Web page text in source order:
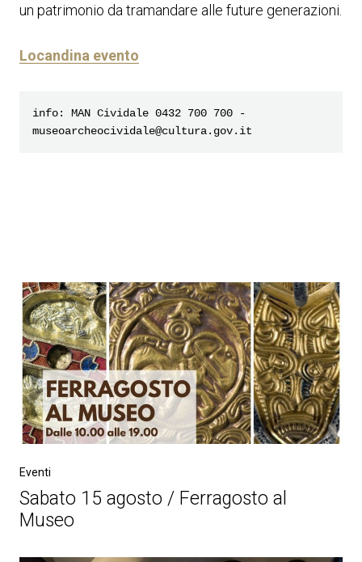
un patrimonio da tramandare alle future generazioni.
Locandina evento
info: MAN Cividale 0432 700 700 -
museoarcheocividale@cultura.gov.it
Eventi
Sabato 15 agosto / Ferragosto al
Museo